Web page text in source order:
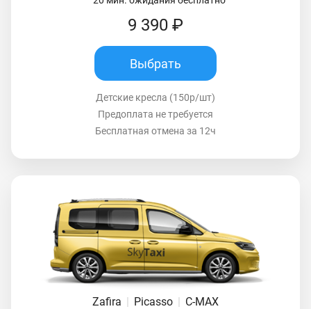
9 390 ₽
Выбрать
Детские кресла (150р/шт)
Предоплата не требуется
Бесплатная отмена за 12ч
Zafira | Picasso | C-MAX